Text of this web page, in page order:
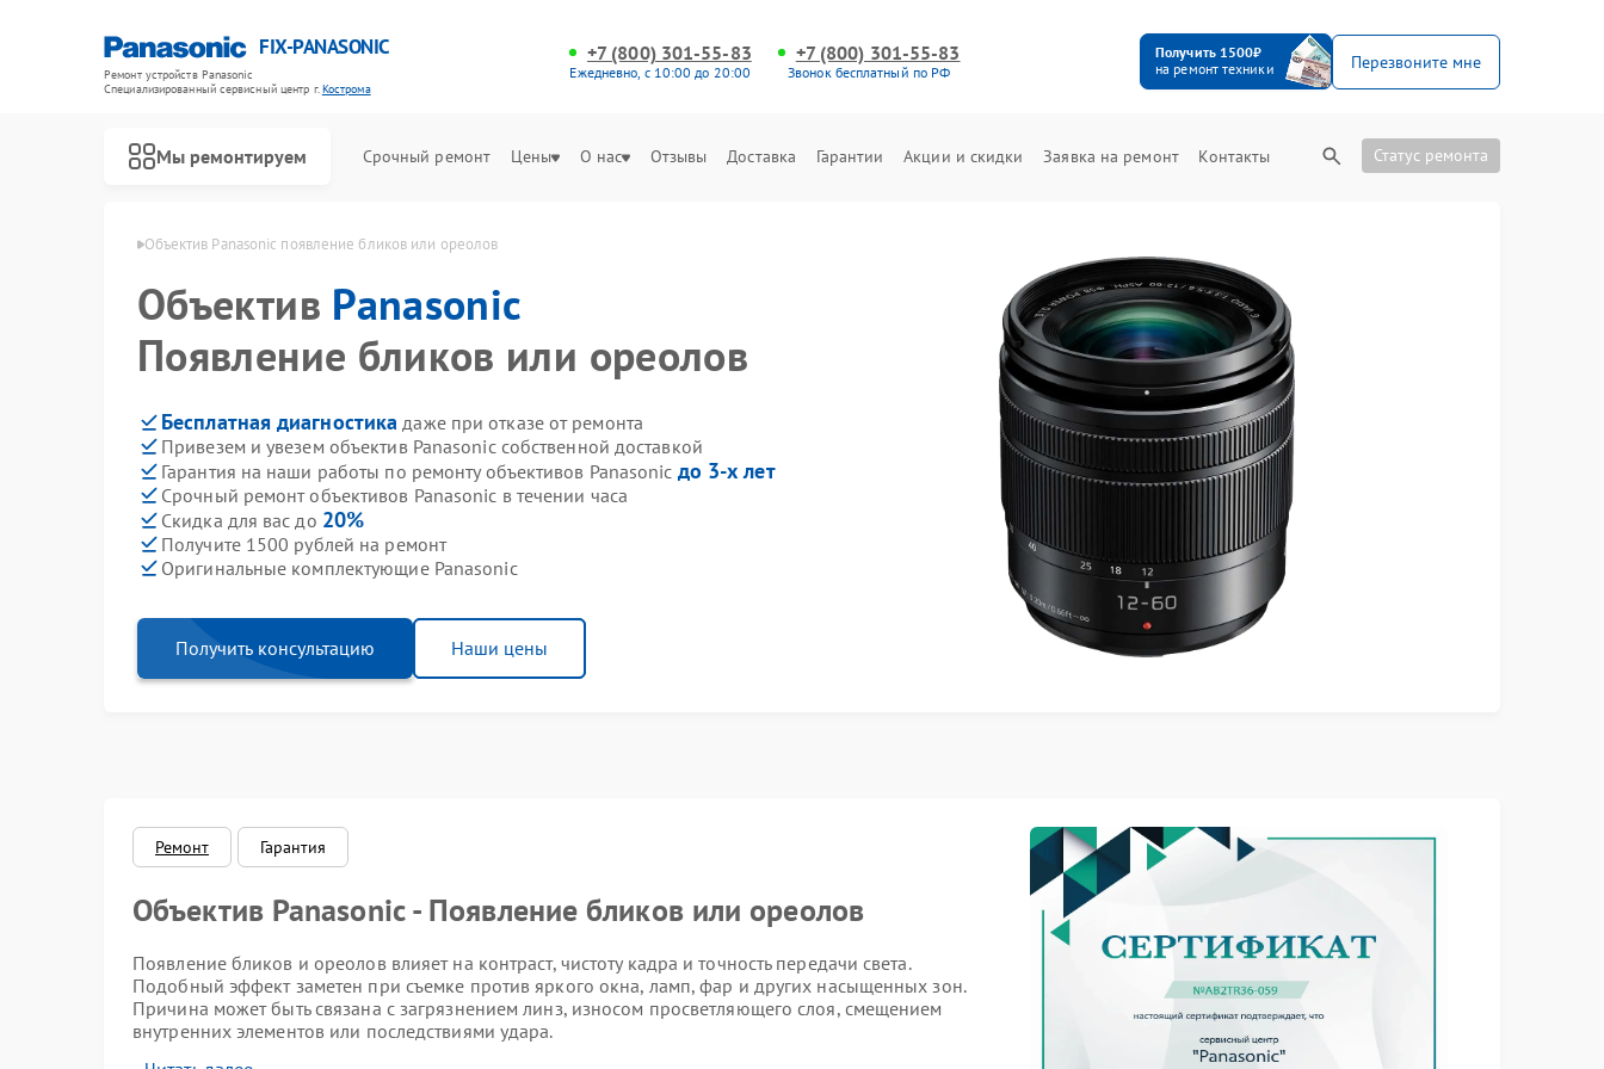
FIX-PANASONIC
Ремонт устройств Panasonic
Специализированный cервисный центр г.Кострома
+7 (800) 301-55-83
Ежедневно, с 10:00 до 20:00
+7 (800) 301-55-83
Звонок бесплатный по РФ
Получить 1500₽
на ремонт техники
Перезвоните мне
Мы ремонтируем Срочный ремонт Цены О нас Отзывы Доставка Гарантии Акции и скидки Заявка на ремонт Контакты Статус ремонта
Объектив Panasonic появление бликов или ореолов
Объектив Panasonic
Появление бликов или ореолов
Бесплатная диагностика даже при отказе от ремонта
Привезем и увезем объектив Panasonic собственной доставкой
Гарантия на наши работы по ремонту объективов Panasonic до 3-х лет
Срочный ремонт объективов Panasonic в течении часа
Скидка для вас до 20%
Получите 1500 рублей на ремонт
Оригинальные комплектующие Panasonic
Получить консультацию Наши цены
Ремонт Гарантия
Объектив Panasonic - Появление бликов или ореолов
Появление бликов и ореолов влияет на контраст, чистоту кадра и точность передачи света.
Подобный эффект заметен при съемке против яркого окна, ламп, фар и других насыщенных зон.
Причина может быть связана с загрязнением линз, износом просветляющего слоя, смещением
внутренних элементов или последствиями удара.